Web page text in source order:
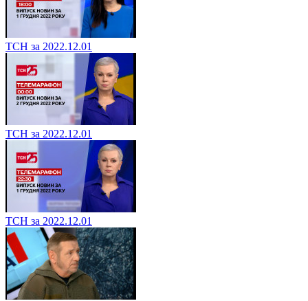
ТСН за 2022.12.01
ТСН за 2022.12.01
ТСН за 2022.12.01